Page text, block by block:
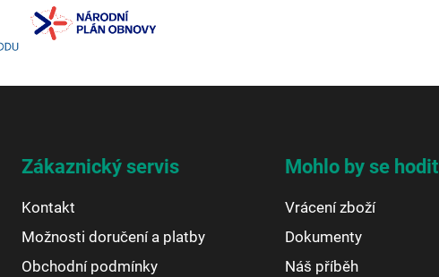
Zákaznický servis
Kontakt
Možnosti doručení a platby
Obchodní podmínky
Mohlo by se hodit
Vrácení zboží
Dokumenty
Náš příběh